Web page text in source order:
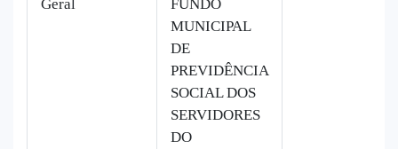
Geral
FUNDO
MUNICIPAL
DE
PREVIDÊNCIA
SOCIAL DOS
SERVIDORES
DO